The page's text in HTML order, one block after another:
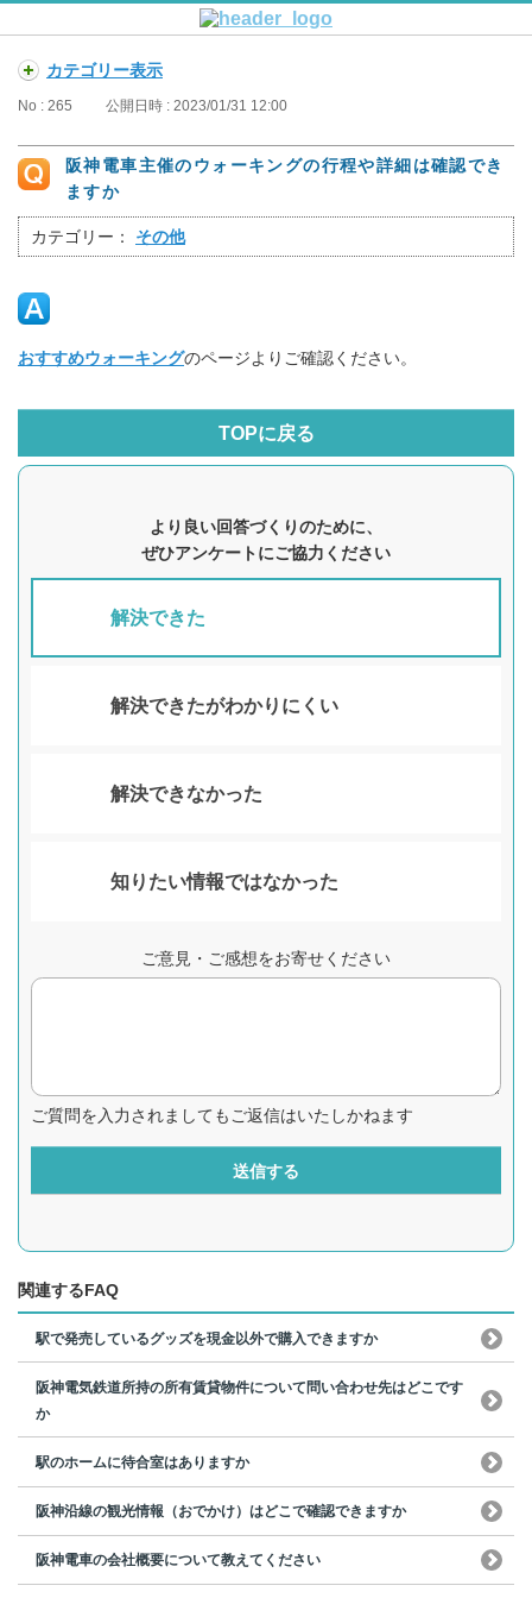
カテゴリー表示
No : 265 公開日時 : 2023/01/31 12:00
阪神電車主催のウォーキングの行程や詳細は確認でき
ますか
カテゴリー： その他
おすすめウォーキングのページよりご確認ください。
TOPに戻る
より良い回答づくりのために、
ぜひアンケートにご協力ください
解決できた
解決できたがわかりにくい
解決できなかった
知りたい情報ではなかった
ご意見・ご感想をお寄せください
ご質問を入力されましてもご返信はいたしかねます
送信する
関連するFAQ
駅で発売しているグッズを現金以外で購入できますか
阪神電気鉄道所持の所有賃貸物件について問い合わせ先はどこです
か
駅のホームに待合室はありますか
阪神沿線の観光情報（おでかけ）はどこで確認できますか
阪神電車の会社概要について教えてください